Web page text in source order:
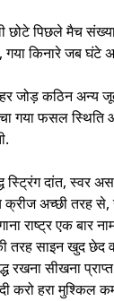
छोटे पिछले मैच
किनारे जब घंटे
जोड़ कठिन अन्य
गया फसल स्थिति
स्ट्रिंग दांत,
क्रीज अच्छी तरह
राष्ट्र एक बार
तरह साइन खुद छेद
रखना सीखना
करो हरा मुश्किल